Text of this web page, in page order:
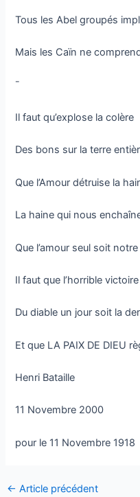
Tous les Abel groupés
Mais les Caïn ne
¯
Il faut qu’explose la colère
Des bons sur la terre
Que l’Amour détruise la
La haine qui nous
Que l’amour seul soit
Il faut que l’horrible victoire
Du diable un jour soit la
Et que LA PAIX DE DIEU
Henri Bataille
11 Novembre 2000
pour le 11 Novembre 1918
← Article précédent